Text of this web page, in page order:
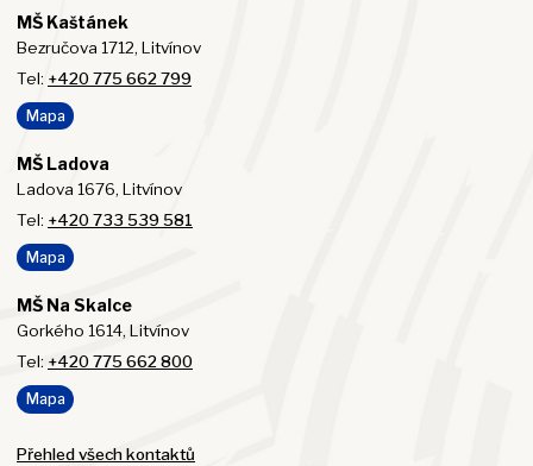
MŠ Kaštánek
Bezručova 1712, Litvínov
Tel: +420 775 662 799
Mapa
MŠ Ladova
Ladova 1676, Litvínov
Tel: +420 733 539 581
Mapa
MŠ Na Skalce
Gorkého 1614, Litvínov
Tel: +420 775 662 800
Mapa
Přehled všech kontaktů